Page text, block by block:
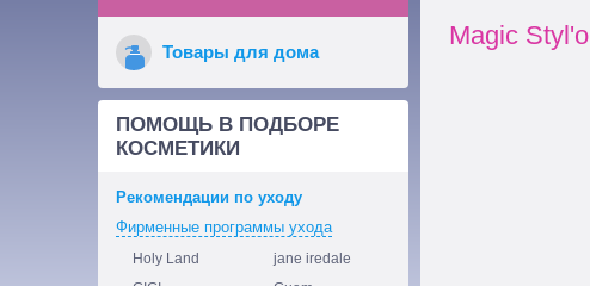
Magic Styl'o
Товары для дома
ПОМОЩЬ В ПОДБОРЕ
КОСМЕТИКИ
Рекомендации по уходу
Фирменные программы ухода
Holy Land
jane iredale